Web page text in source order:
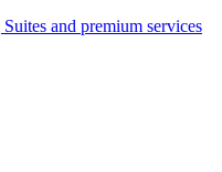
and premium services